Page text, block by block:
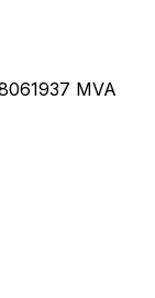
MVA